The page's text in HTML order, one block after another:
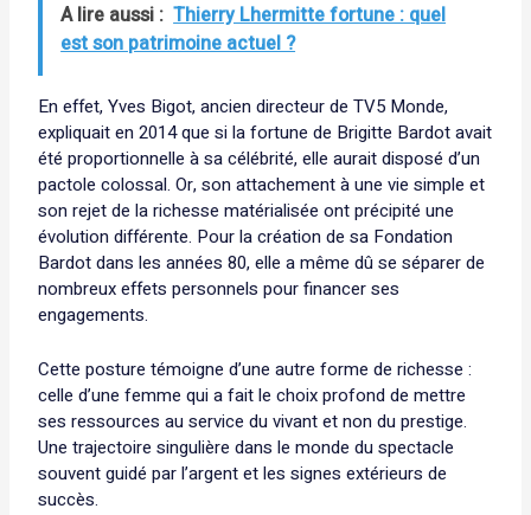
A lire aussi : Thierry Lhermitte fortune : quel
est son patrimoine actuel ?
En effet, Yves Bigot, ancien directeur de TV5 Monde,
expliquait en 2014 que si la fortune de Brigitte Bardot avait
été proportionnelle à sa célébrité, elle aurait disposé d’un
pactole colossal. Or, son attachement à une vie simple et
son rejet de la richesse matérialisée ont précipité une
évolution différente. Pour la création de sa Fondation
Bardot dans les années 80, elle a même dû se séparer de
nombreux effets personnels pour financer ses
engagements.
Cette posture témoigne d’une autre forme de richesse :
celle d’une femme qui a fait le choix profond de mettre
ses ressources au service du vivant et non du prestige.
Une trajectoire singulière dans le monde du spectacle
souvent guidé par l’argent et les signes extérieurs de
succès.